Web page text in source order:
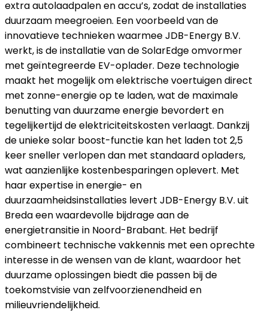
extra autolaadpalen en accu’s, zodat de installaties
duurzaam meegroeien. Een voorbeeld van de
innovatieve technieken waarmee JDB-Energy B.V.
werkt, is de installatie van de SolarEdge omvormer
met geïntegreerde EV-oplader. Deze technologie
maakt het mogelijk om elektrische voertuigen direct
met zonne-energie op te laden, wat de maximale
benutting van duurzame energie bevordert en
tegelijkertijd de elektriciteitskosten verlaagt. Dankzij
de unieke solar boost-functie kan het laden tot 2,5
keer sneller verlopen dan met standaard opladers,
wat aanzienlijke kostenbesparingen oplevert. Met
haar expertise in energie- en
duurzaamheidsinstallaties levert JDB-Energy B.V. uit
Breda een waardevolle bijdrage aan de
energietransitie in Noord-Brabant. Het bedrijf
combineert technische vakkennis met een oprechte
interesse in de wensen van de klant, waardoor het
duurzame oplossingen biedt die passen bij de
toekomstvisie van zelfvoorzienendheid en
milieuvriendelijkheid.